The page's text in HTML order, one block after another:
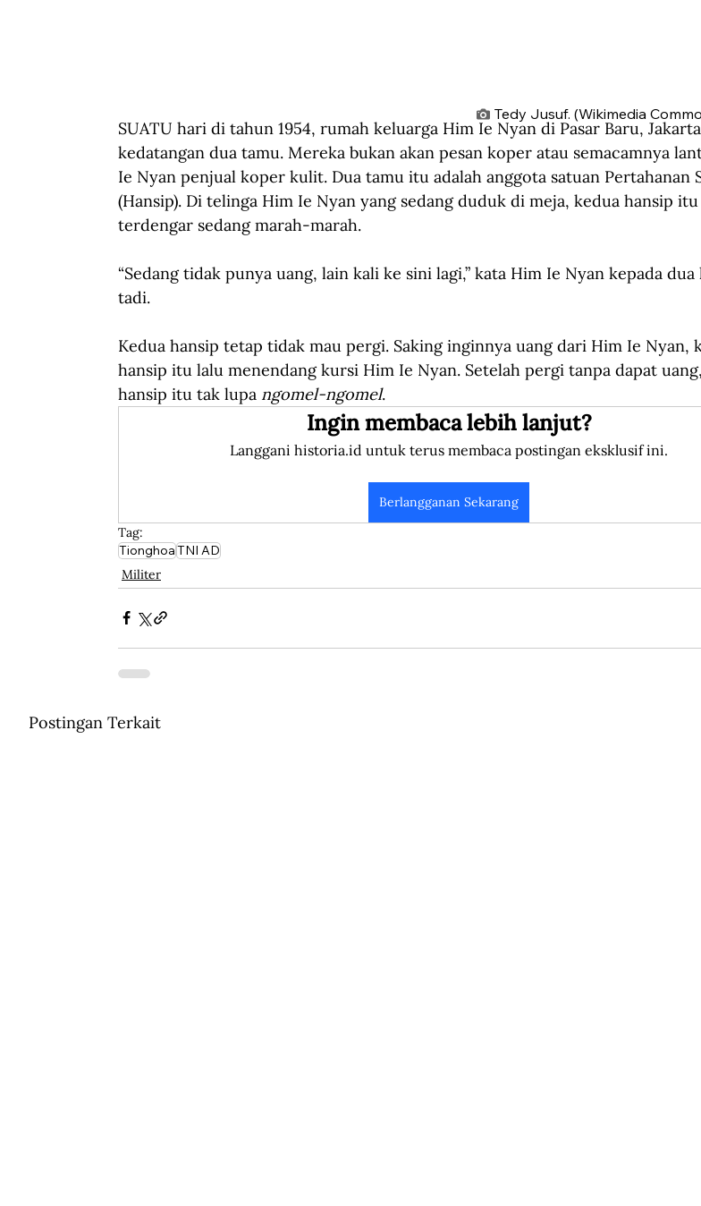
Tedy Jusuf. (Wikimedia
SUATU hari di tahun 1954, rumah keluarga Him Ie Nyan di Pasar Baru, Jakarta
kedatangan dua tamu. Mereka bukan akan pesan koper atau semacamnya
Ie Nyan penjual koper kulit. Dua tamu itu adalah anggota satuan Pertahanan
(Hansip). Di telinga Him Ie Nyan yang sedang duduk di meja, kedua hansip itu
terdengar sedang marah-marah.
“Sedang tidak punya uang, lain kali ke sini lagi,” kata Him Ie Nyan kepada dua
tadi.
Kedua hansip tetap tidak mau pergi. Saking inginnya uang dari Him Ie Nyan,
hansip itu lalu menendang kursi Him Ie Nyan. Setelah pergi tanpa dapat
hansip itu tak lupa ngomel-ngomel.
Ingin membaca lebih lanjut?
Langgani historia.id untuk terus membaca postingan eksklusif ini.
Berlangganan Sekarang
Tag:
TionghoaTNI AD
Militer
Postingan Terkait